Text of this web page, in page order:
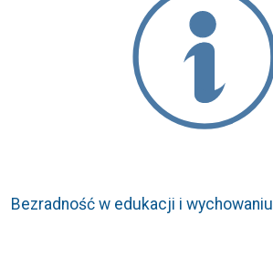
Bezradność w edukacji i wychowaniu